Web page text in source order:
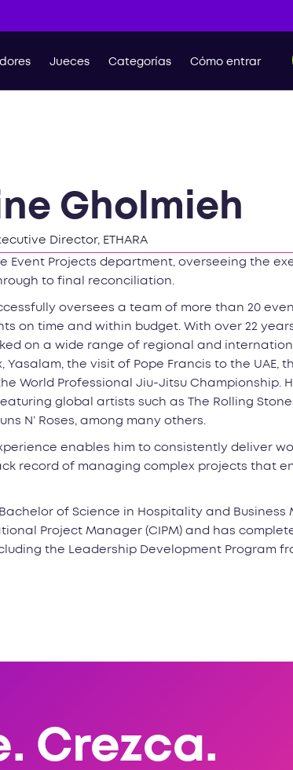
Jueces Categorías Cómo entrar
Gholmieh
Director, ETHARA
Event Projects department, overseeing the
to final reconciliation.
oversees a team of more than 20
on time and within budget. With over 22
on a wide range of regional and
Yasalam, the visit of Pope Francis to the UAE,
World Professional Jiu-Jitsu Championship.
global artists such as The Rolling
N’ Roses, among many others.
enables him to consistently deliver
record of managing complex projects that
of Science in Hospitality and Business
Project Manager (CIPM) and has
the Leadership Development Program
Crezca.